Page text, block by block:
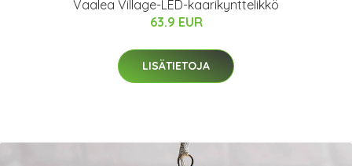
Vaalea Village-LED-kaarikynttelikkö
63.9 EUR
LISÄTIETOJA